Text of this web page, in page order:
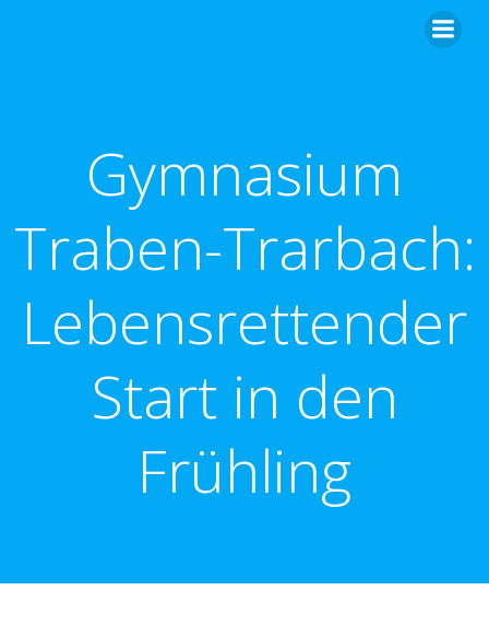
Gymnasium
Traben-Trarbach:
Lebensrettender
Start in den
Frühling